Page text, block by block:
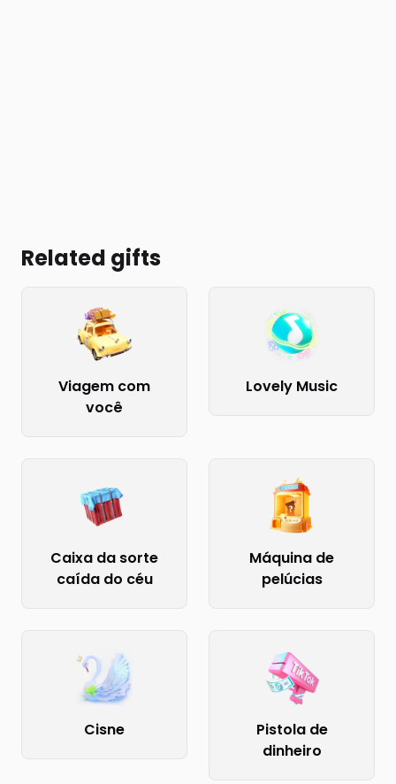
Related gifts
Viagem com
você
Lovely Music
Caixa da sorte
caída do céu
Máquina de
pelúcias
Cisne
Pistola de
dinheiro